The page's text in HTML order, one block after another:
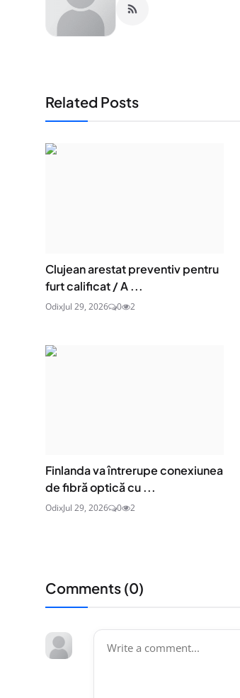
Related Posts
Clujean arestat preventiv pentru
furt calificat / A ...
OdixJul 29, 2026 0 2
Finlanda va întrerupe conexiunea
de fibră optică cu ...
OdixJul 29, 2026 0 2
Comments (0)